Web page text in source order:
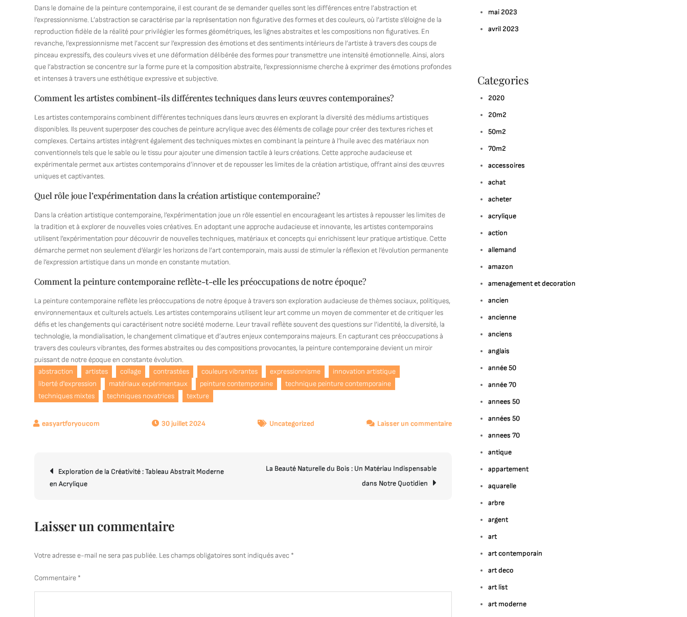
Dans le domaine de la peinture contemporaine, il est courant de se demander quelles sont les différences entre l’abstraction et
l’expressionnisme. L’abstraction se caractérise par la représentation non figurative des formes et des couleurs, où l’artiste s’éloigne de la
reproduction fidèle de la réalité pour privilégier les formes géométriques, les lignes abstraites et les compositions non figuratives. En
revanche, l’expressionnisme met l’accent sur l’expression des émotions et des sentiments intérieurs de l’artiste à travers des coups de
pinceau expressifs, des couleurs vives et une déformation délibérée des formes pour transmettre une intensité émotionnelle. Ainsi, alors
que l’abstraction se concentre sur la forme pure et la composition abstraite, l’expressionnisme cherche à exprimer des émotions profondes
et intenses à travers une esthétique expressive et subjective.
Comment les artistes combinent-ils différentes techniques dans leurs œuvres contemporaines?
Les artistes contemporains combinent différentes techniques dans leurs œuvres en explorant la diversité des médiums artistiques
disponibles. Ils peuvent superposer des couches de peinture acrylique avec des éléments de collage pour créer des textures riches et
complexes. Certains artistes intègrent également des techniques mixtes en combinant la peinture à l’huile avec des matériaux non
conventionnels tels que le sable ou le tissu pour ajouter une dimension tactile à leurs créations. Cette approche audacieuse et
expérimentale permet aux artistes contemporains d’innover et de repousser les limites de la création artistique, offrant ainsi des œuvres
uniques et captivantes.
Quel rôle joue l’expérimentation dans la création artistique contemporaine?
Dans la création artistique contemporaine, l’expérimentation joue un rôle essentiel en encourageant les artistes à repousser les limites de
la tradition et à explorer de nouvelles voies créatives. En adoptant une approche audacieuse et innovante, les artistes contemporains
utilisent l’expérimentation pour découvrir de nouvelles techniques, matériaux et concepts qui enrichissent leur pratique artistique. Cette
démarche permet non seulement d’élargir les horizons de l’art contemporain, mais aussi de stimuler la réflexion et l’évolution permanente
de l’expression artistique dans un monde en constante mutation.
Comment la peinture contemporaine reflète-t-elle les préoccupations de notre époque?
La peinture contemporaine reflète les préoccupations de notre époque à travers son exploration audacieuse de thèmes sociaux, politiques,
environnementaux et culturels actuels. Les artistes contemporains utilisent leur art comme un moyen de commenter et de critiquer les
défis et les changements qui caractérisent notre société moderne. Leur travail reflète souvent des questions sur l’identité, la diversité, la
technologie, la mondialisation, le changement climatique et d’autres enjeux contemporains majeurs. En capturant ces préoccupations à
travers des couleurs vibrantes, des formes abstraites ou des compositions provocantes, la peinture contemporaine devient un miroir
puissant de notre époque en constante évolution.
abstraction
artistes collage contrastées couleurs vibrantes expressionnisme
innovation artistique
liberté d'expression
matériaux expérimentaux peinture contemporaine
technique peinture contemporaine
techniques mixtes
techniques novatrices texture
30 juillet 2024 Uncategorized Laisser un commentairesur
Exploration
Navigation
de
Exploration de la Créativité : Tableau Abstrait Moderne
en Acrylique
La Beauté Naturelle du Bois : Un Matériau Indispensable
dans Notre Quotidien
Laisser un commentaire
Votre adresse e-mail ne sera pas publiée. Les champs obligatoires sont indiqués avec *
Commentaire *
mai 2023
avril 2023
Categories
2020
20m2
50m2
70m2
accessoires
achat
acheter
acrylique
action
allemand
amazon
amenagement et decoration
ancien
ancienne
anciens
anglais
année 50
année 70
annees 50
années 50
annees 70
antique
appartement
aquarelle
arbre
argent
art
art contemporain
art deco
art list
art moderne